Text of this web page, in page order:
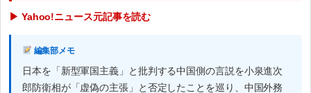
▶ Yahoo!ニュース元記事を読む
編集部メモ
日本を「新型軍国主義」と批判する中国側の言説を小泉進次
郎防衛相が「虚偽の主張」と否定したことを巡り、中国外務